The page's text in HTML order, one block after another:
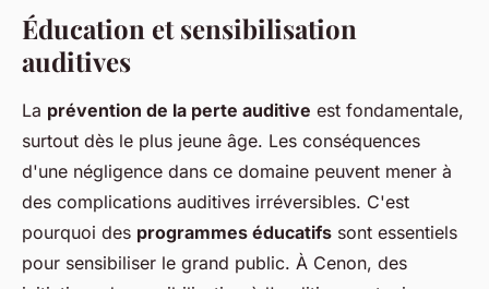
Éducation et sensibilisation
auditives
La prévention de la perte auditive est fondamentale,
surtout dès le plus jeune âge. Les conséquences
d'une négligence dans ce domaine peuvent mener à
des complications auditives irréversibles. C'est
pourquoi des programmes éducatifs sont essentiels
pour sensibiliser le grand public. À Cenon, des